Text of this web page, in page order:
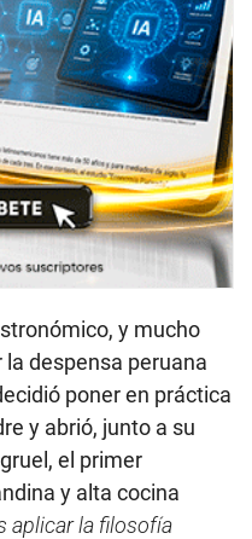
y mucho
despensa peruana
poner en práctica
y abrió, junto a su
el primer
y alta cocina
aplicar la filosofía